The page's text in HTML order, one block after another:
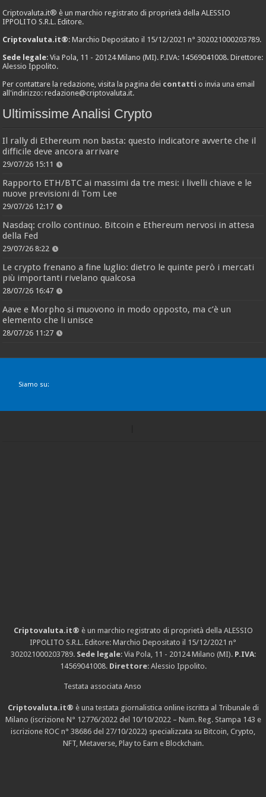
Criptovaluta.it® è un marchio registrato di proprietà della ALESSIO
IPPOLITO S.R.L. Editore.
Criptovaluta.it®: Marchio Depositato il 15/12/2021 n° 302021000203789.
Sede legale: Via Pola, 11 - 20124 Milano (MI). P.IVA: 14569041008. Direttore:
Alessio Ippolito.
Per contattare la redazione, visita la pagina dei contatti o invia una email
all'indirizzo:redazione@criptovaluta.it.
Ultimissime Analisi Crypto
Il rally di Ethereum non basta: questo indicatore avverte che il
difficile deve ancora arrivare
29/07/26 15:11
Rapporto ETH/BTC ai massimi da tre mesi: i livelli chiave e le
nuove previsioni di Tom Lee
29/07/26 12:17
Nasdaq: crollo continuo. Bitcoin e Ethereum nervosi in attesa
della Fed
29/07/26 8:22
Le crypto frenano a fine luglio: dietro le quinte però i mercati
più importanti rivelano qualcosa
28/07/26 16:47
Aave e Morpho si muovono in modo opposto, ma c’è un
elemento che li unisce
28/07/26 11:27
Siamo su:
Criptovaluta.it® è un marchio registrato di proprietà della ALESSIO
IPPOLITO S.R.L. Editore: Marchio Depositato il 15/12/2021 n°
302021000203789. Sede legale: Via Pola, 11 - 20124 Milano (MI). P.IVA:
14569041008. Direttore: Alessio Ippolito.
Testata associata Anso
Criptovaluta.it® è una testata giornalistica online iscritta al Tribunale di
Milano (iscrizione N° 12776/2022 del 10/10/2022 – Num. Reg. Stampa 143 e
iscrizione ROC n° 38686 del 27/10/2022) specializzata su Bitcoin, Crypto,
NFT, Metaverse, Play to Earn e Blockchain.